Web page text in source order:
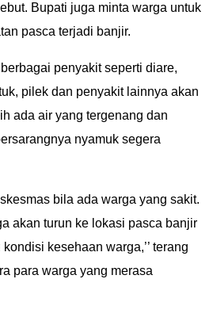
Bupati juga minta warga untuk
pasca terjadi banjir.
penyakit seperti diare,
pilek dan penyakit lainnya akan
ada air yang tergenang dan
nyamuk segera
bila ada warga yang sakit.
akan turun ke lokasi pasca banjir
kesehaan warga,’’ terang
para warga yang merasa